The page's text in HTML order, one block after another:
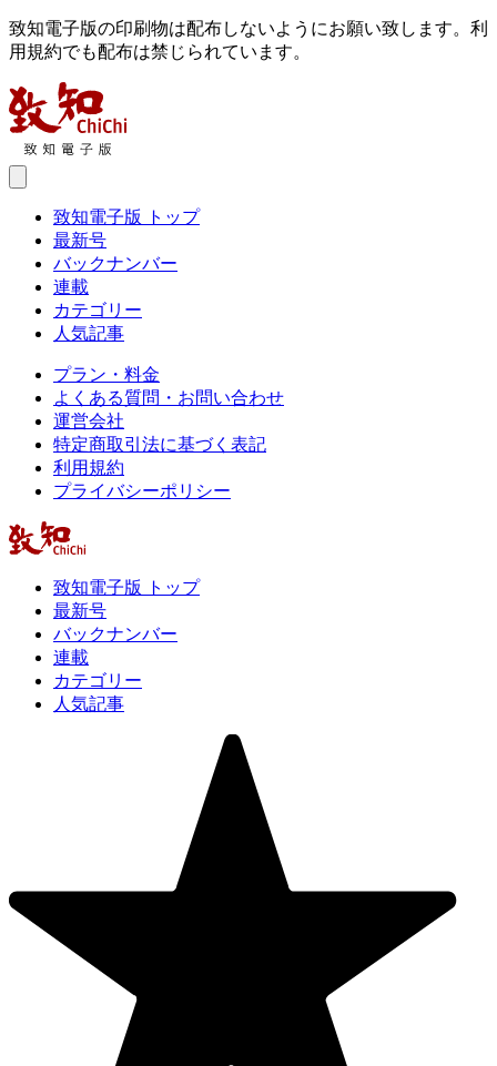
致知電子版の印刷物は配布しないようにお願い致します。利
用規約でも配布は禁じられています。
致知電子版 トップ
最新号
バックナンバー
連載
カテゴリー
人気記事
プラン・料金
よくある質問・お問い合わせ
運営会社
特定商取引法に基づく表記
利用規約
プライバシーポリシー
致知電子版 トップ
最新号
バックナンバー
連載
カテゴリー
人気記事